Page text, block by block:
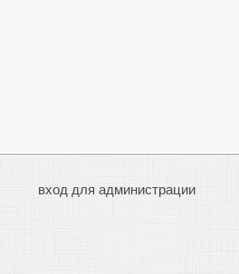
вход для администрации